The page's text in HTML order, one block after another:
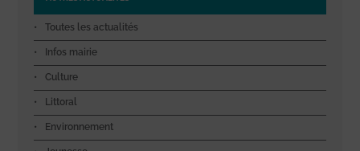
Toutes les actualités
Infos mairie
Culture
Littoral
Environnement